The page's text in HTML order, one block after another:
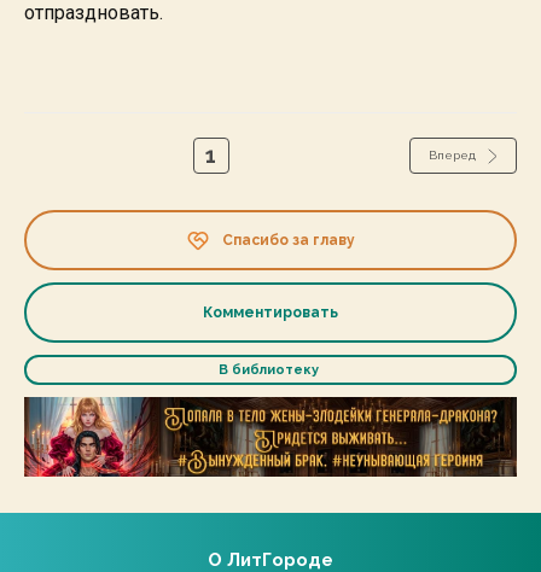
отпраздновать.
1 Вперед
Спасибо за главу
Комментировать
В библиотеку
О ЛитГороде